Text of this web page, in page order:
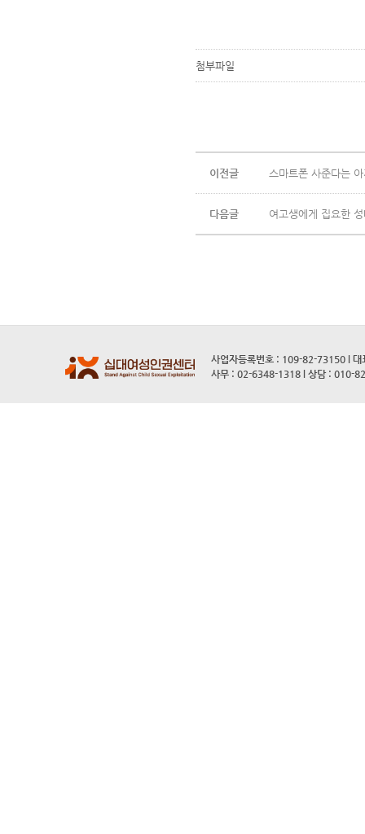
첨부파일
이전글 스마트폰 사준다는
다음글 여고생에게 집요한
사업자등록번호 : 109-82-73150 l 대
사무 : 02-6348-1318 l 상담 : 010-